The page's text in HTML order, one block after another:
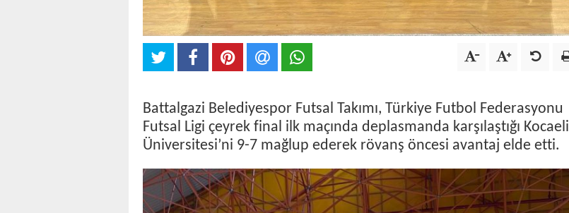
Battalgazi Belediyespor Futsal Takımı, Türkiye Futbol Federasyonu
Futsal Ligi çeyrek final ilk maçında deplasmanda karşılaştığı Kocaeli
Üniversitesi’ni 9-7 mağlup ederek rövanş öncesi avantaj elde etti.